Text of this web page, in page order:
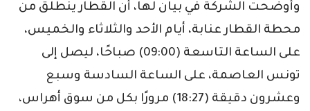
وأوضحت الشركة في بيان لها، أن القطار ينطلق من
محطة القطار عنابة، أيام الأحد والثلاثاء والخميس،
على الساعة التاسعة (09:00) صباحًا، ليصل إلى
تونس العاصمة، على الساعة السادسة وسبع
وعشرون دقيقة (18:27) مرورًا بكل من سوق أهراس،